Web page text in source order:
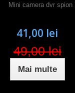
Mini camera dvr
41,00 lei
49,00 lei
Mai multe